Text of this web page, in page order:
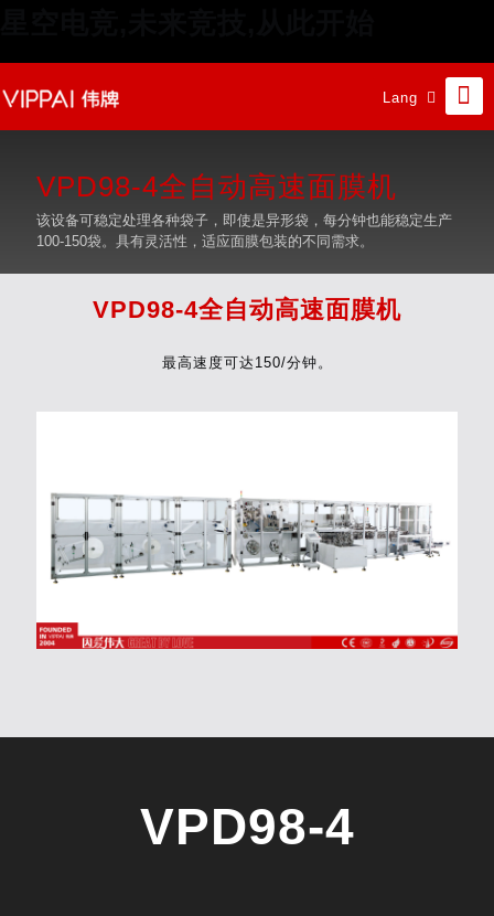
Lang
VPD98-4全自动高速面膜机
该设备可稳定处理各种袋子，即使是异形袋，每分钟也能稳定生产
100-150袋。具有灵活性，适应面膜包装的不同需求。
VPD98-4全自动高速面膜机
最高速度可达150/分钟。
VPD98-4